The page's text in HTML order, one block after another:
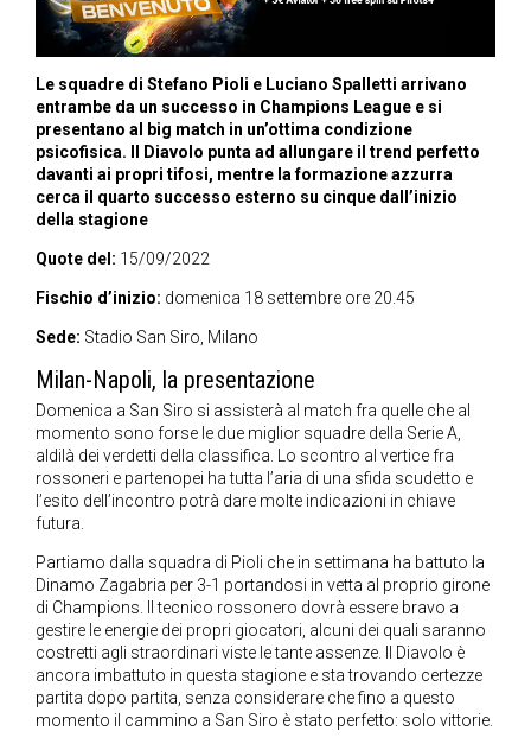
Le squadre di Stefano Pioli e Luciano Spalletti arrivano
entrambe da un successo in Champions League e si
presentano al big match in un’ottima condizione
psicofisica. Il Diavolo punta ad allungare il trend perfetto
davanti ai propri tifosi, mentre la formazione azzurra
cerca il quarto successo esterno su cinque dall’inizio
della stagione
Quote del: 15/09/2022
Fischio d’inizio: domenica 18 settembre ore 20.45
Sede: Stadio San Siro, Milano
Milan-Napoli, la presentazione
Domenica a San Siro si assisterà al match fra quelle che al
momento sono forse le due miglior squadre della Serie A,
aldilà dei verdetti della classifica. Lo scontro al vertice fra
rossoneri e partenopei ha tutta l’aria di una sfida scudetto e
l’esito dell’incontro potrà dare molte indicazioni in chiave
futura.
Partiamo dalla squadra di Pioli che in settimana ha battuto la
Dinamo Zagabria per 3-1 portandosi in vetta al proprio girone
di Champions. Il tecnico rossonero dovrà essere bravo a
gestire le energie dei propri giocatori, alcuni dei quali saranno
costretti agli straordinari viste le tante assenze. Il Diavolo è
ancora imbattuto in questa stagione e sta trovando certezze
partita dopo partita, senza considerare che fino a questo
momento il cammino a San Siro è stato perfetto: solo vittorie.